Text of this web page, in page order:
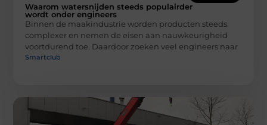
Waarom watersnijden steeds populairder
wordt onder engineers
Binnen de maakindustrie worden producten steeds
complexer en nemen de eisen aan nauwkeurigheid
voortdurend toe. Daardoor zoeken veel engineers naar
Smartclub